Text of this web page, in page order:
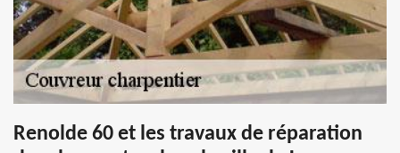
Renolde 60 et les travaux de réparation